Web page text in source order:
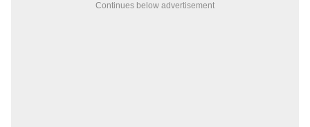
Continues below advertisement